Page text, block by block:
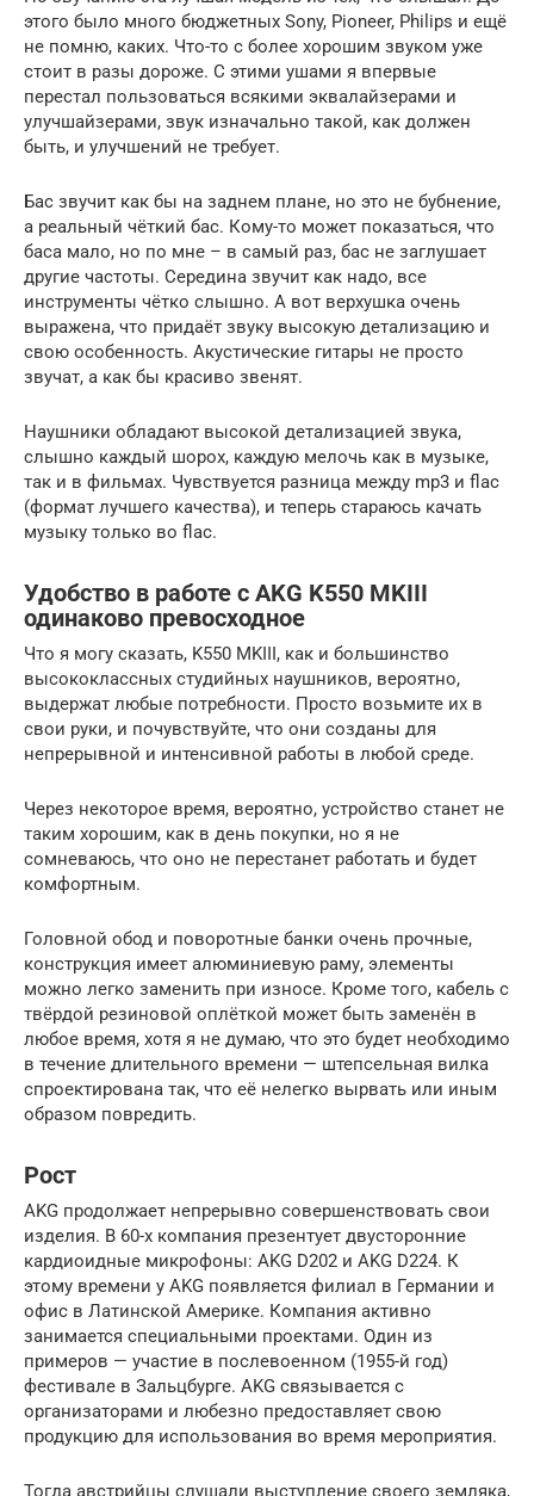
этого было много бюджетных Sony, Pioneer, Philips и ещё
не помню, каких. Что-то с более хорошим звуком уже
стоит в разы дороже. С этими ушами я впервые
перестал пользоваться всякими эквалайзерами и
улучшайзерами, звук изначально такой, как должен
быть, и улучшений не требует.
Бас звучит как бы на заднем плане, но это не бубнение,
а реальный чёткий бас. Кому-то может показаться, что
баса мало, но по мне – в самый раз, бас не заглушает
другие частоты. Середина звучит как надо, все
инструменты чётко слышно. А вот верхушка очень
выражена, что придаёт звуку высокую детализацию и
свою особенность. Акустические гитары не просто
звучат, а как бы красиво звенят.
Наушники обладают высокой детализацией звука,
слышно каждый шорох, каждую мелочь как в музыке,
так и в фильмах. Чувствуется разница между mp3 и flac
(формат лучшего качества), и теперь стараюсь качать
музыку только во flac.
Удобство в работе с AKG K550 MKIII
одинаково превосходное
Что я могу сказать, K550 MKIII, как и большинство
высококлассных студийных наушников, вероятно,
выдержат любые потребности. Просто возьмите их в
свои руки, и почувствуйте, что они созданы для
непрерывной и интенсивной работы в любой среде.
Через некоторое время, вероятно, устройство станет не
таким хорошим, как в день покупки, но я не
сомневаюсь, что оно не перестанет работать и будет
комфортным.
Головной обод и поворотные банки очень прочные,
конструкция имеет алюминиевую раму, элементы
можно легко заменить при износе. Кроме того, кабель с
твёрдой резиновой оплёткой может быть заменён в
любое время, хотя я не думаю, что это будет необходимо
в течение длительного времени — штепсельная вилка
спроектирована так, что её нелегко вырвать или иным
образом повредить.
Рост
AKG продолжает непрерывно совершенствовать свои
изделия. В 60-х компания презентует двусторонние
кардиоидные микрофоны: AKG D202 и AKG D224. К
этому времени у AKG появляется филиал в Германии и
офис в Латинской Америке. Компания активно
занимается специальными проектами. Один из
примеров — участие в послевоенном (1955-й год)
фестивале в Зальцбурге. AKG связывается с
организаторами и любезно предоставляет свою
продукцию для использования во время мероприятия.
Тогда австрийцы слушали выступление своего земляка,